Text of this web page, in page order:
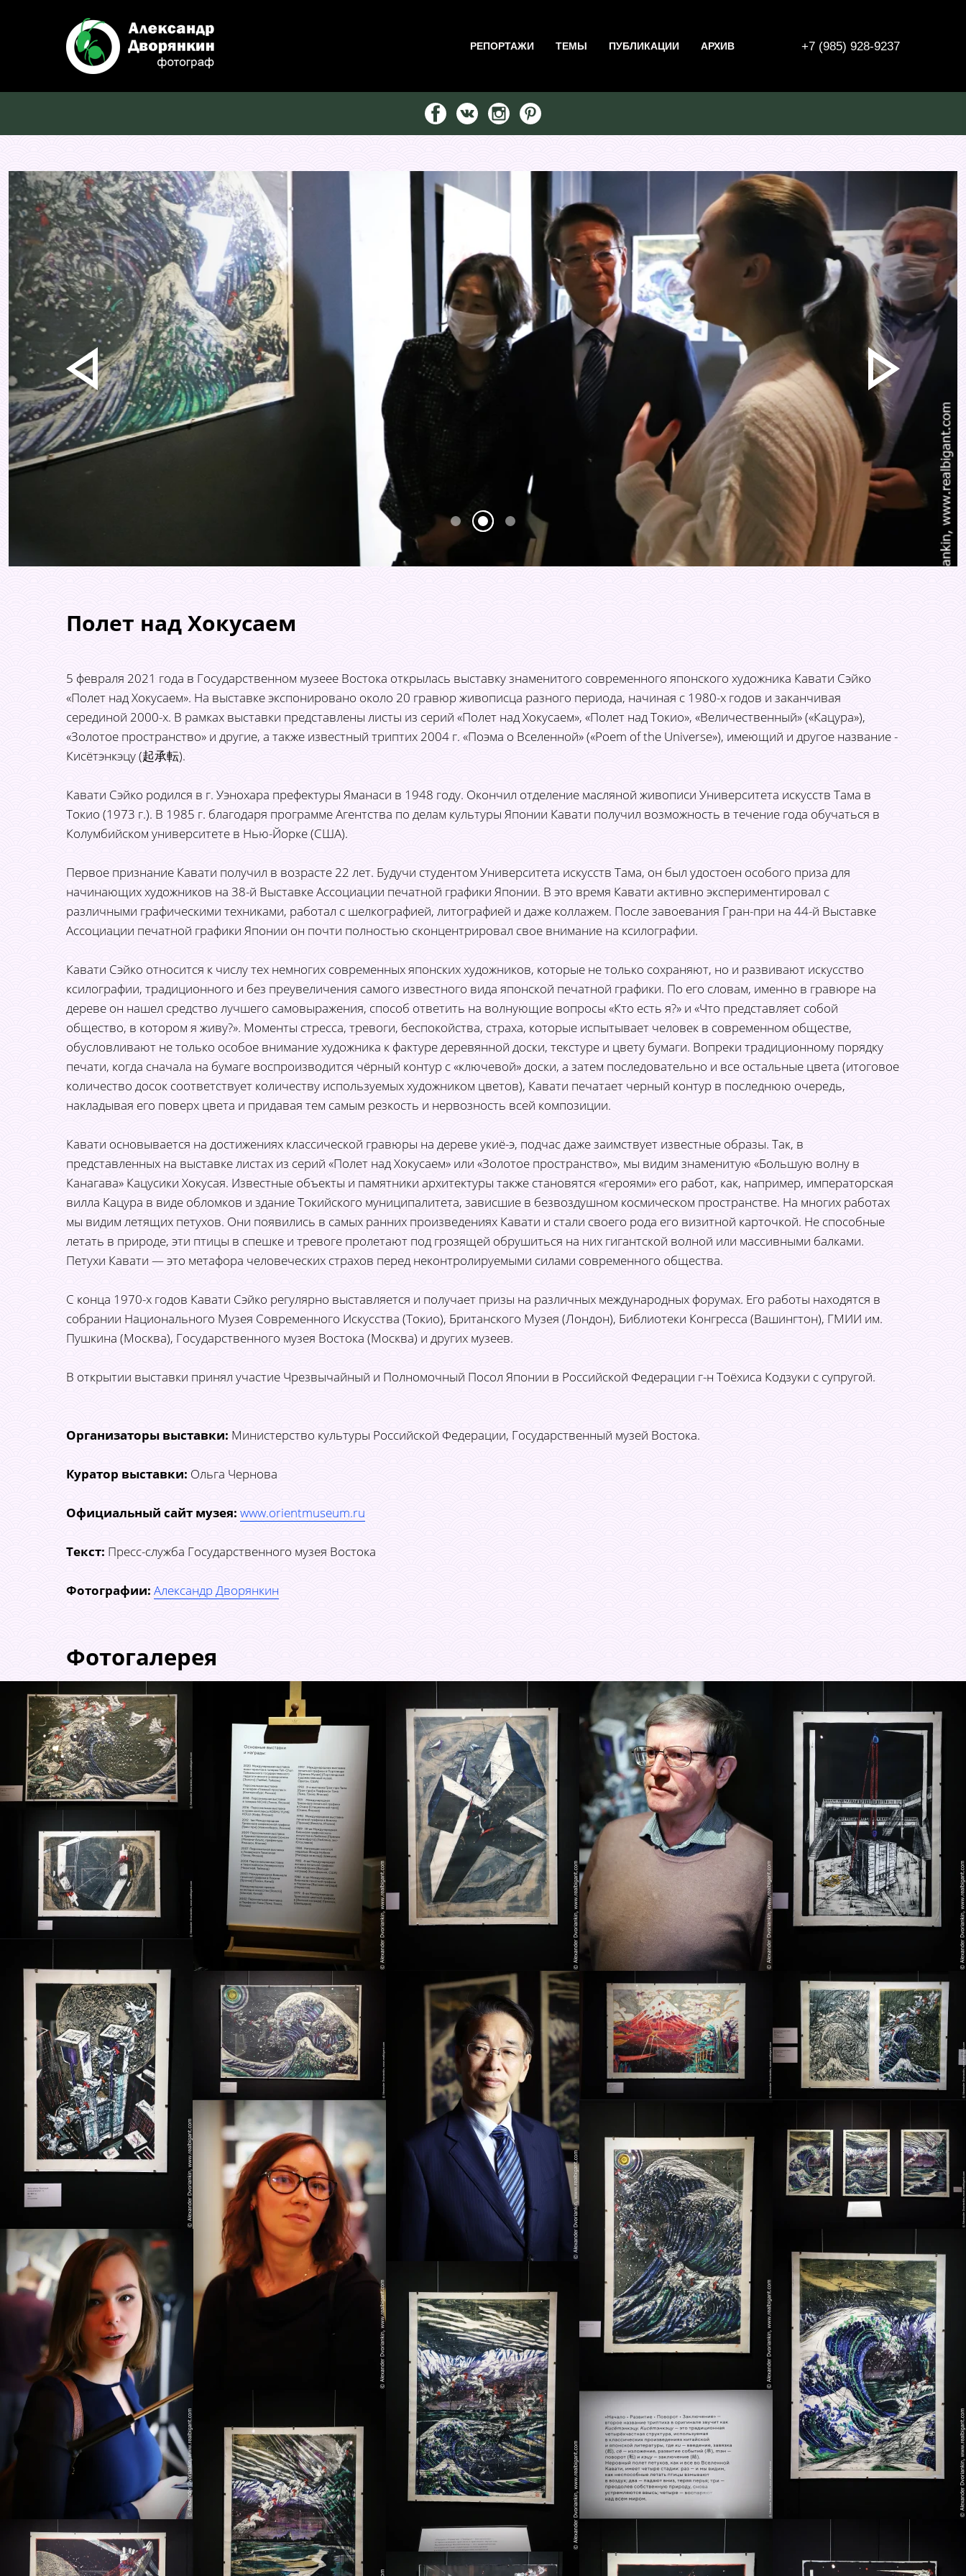
РЕПОРТАЖИ ТЕМЫ ПУБЛИКАЦИИ АРХИВ +7 (985) 928-9237
Полет над Хокусаем
5 февраля 2021 года в Государственном музеее Востока открылась выставку знаменитого современного японского художника Кавати Сэйко
«Полет над Хокусаем». На выставке экспонировано около 20 гравюр живописца разного периода, начиная с 1980-х годов и заканчивая
серединой 2000-х. В рамках выставки представлены листы из серий «Полет над Хокусаем», «Полет над Токио», «Величественный» («Кацура»),
«Золотое пространство» и другие, а также известный триптих 2004 г. «Поэма о Вселенной» («Poem of the Universe»), имеющий и другое название -
Кисётэнкэцу (起承転).
Кавати Сэйко родился в г. Уэнохара префектуры Яманаси в 1948 году. Окончил отделение масляной живописи Университета искусств Тама в
Токио (1973 г.). В 1985 г. благодаря программе Агентства по делам культуры Японии Кавати получил возможность в течение года обучаться в
Колумбийском университете в Нью-Йорке (США).
Первое признание Кавати получил в возрасте 22 лет. Будучи студентом Университета искусств Тама, он был удостоен особого приза для
начинающих художников на 38-й Выставке Ассоциации печатной графики Японии. В это время Кавати активно экспериментировал с
различными графическими техниками, работал с шелкографией, литографией и даже коллажем. После завоевания Гран-при на 44-й Выставке
Ассоциации печатной графики Японии он почти полностью сконцентрировал свое внимание на ксилографии.
Кавати Сэйко относится к числу тех немногих современных японских художников, которые не только сохраняют, но и развивают искусство
ксилографии, традиционного и без преувеличения самого известного вида японской печатной графики. По его словам, именно в гравюре на
дереве он нашел средство лучшего самовыражения, способ ответить на волнующие вопросы «Кто есть я?» и «Что представляет собой
общество, в котором я живу?». Моменты стресса, тревоги, беспокойства, страха, которые испытывает человек в современном обществе,
обусловливают не только особое внимание художника к фактуре деревянной доски, текстуре и цвету бумаги. Вопреки традиционному порядку
печати, когда сначала на бумаге воспроизводится чёрный контур с «ключевой» доски, а затем последовательно и все остальные цвета (итоговое
количество досок соответствует количеству используемых художником цветов), Кавати печатает черный контур в последнюю очередь,
накладывая его поверх цвета и придавая тем самым резкость и нервозность всей композиции.
Кавати основывается на достижениях классической гравюры на дереве укиё-э, подчас даже заимствует известные образы. Так, в
представленных на выставке листах из серий «Полет над Хокусаем» или «Золотое пространство», мы видим знаменитую «Большую волну в
Канагава» Кацусики Хокусая. Известные объекты и памятники архитектуры также становятся «героями» его работ, как, например, императорская
вилла Кацура в виде обломков и здание Токийского муниципалитета, зависшие в безвоздушном космическом пространстве. На многих работах
мы видим летящих петухов. Они появились в самых ранних произведениях Кавати и стали своего рода его визитной карточкой. Не способные
летать в природе, эти птицы в спешке и тревоге пролетают под грозящей обрушиться на них гигантской волной или массивными балками.
Петухи Кавати — это метафора человеческих страхов перед неконтролируемыми силами современного общества.
С конца 1970-х годов Кавати Сэйко регулярно выставляется и получает призы на различных международных форумах. Его работы находятся в
собрании Национального Музея Современного Искусства (Токио), Британского Музея (Лондон), Библиотеки Конгресса (Вашингтон), ГМИИ им.
Пушкина (Москва), Государственного музея Востока (Москва) и других музеев.
В открытии выставки принял участие Чрезвычайный и Полномочный Посол Японии в Российской Федерации г-н Тоёхиса Кодзуки с супругой.
Организаторы выставки: Министерство культуры Российской Федерации, Государственный музей Востока.
Куратор выставки: Ольга Чернова
Официальный сайт музея: www.orientmuseum.ru
Текст: Пресс-служба Государственного музея Востока
Фотографии: Александр Дворянкин
Фотогалерея